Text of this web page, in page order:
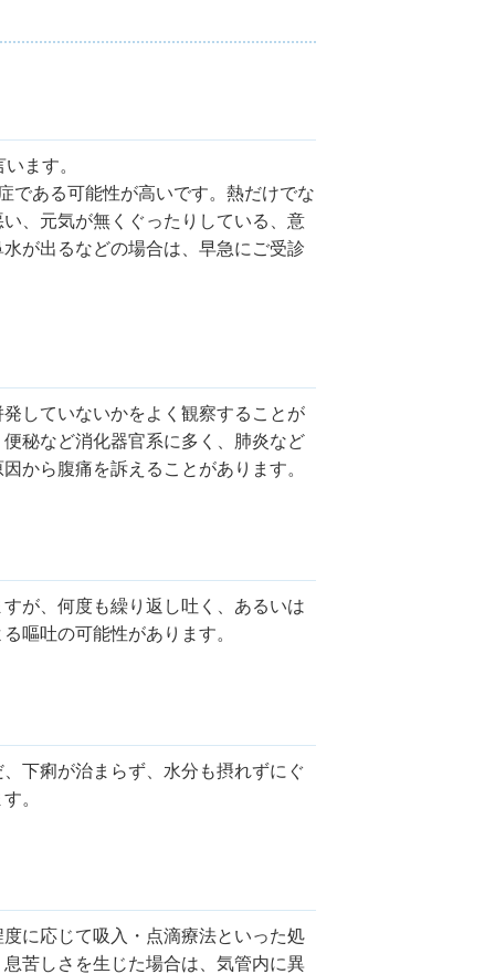
ます。
である可能性が高いです。熱だけでな
、元気が無くぐったりしている、意
が出るなどの場合は、早急にご受診
していないかをよく観察することが
秘など消化器官系に多く、肺炎など
から腹痛を訴えることがあります。
が、何度も繰り返し吐く、あるいは
嘔吐の可能性があります。
下痢が治まらず、水分も摂れずにぐ
。
に応じて吸入・点滴療法といった処
苦しさを生じた場合は、気管内に異